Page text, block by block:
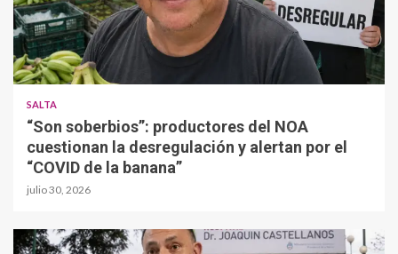
SALTA
“Son soberbios”: productores del NOA
cuestionan la desregulación y alertan por el
“COVID de la banana”
julio 30, 2026